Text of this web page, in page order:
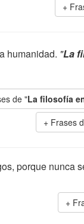
humanidad. "La
de "La filosofía
Frases
porque nunca